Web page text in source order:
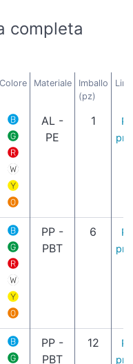
completa
Colore Materiale
Imballo
(pz)
Link
AL -
PE
1
PP -
PBT
6
PP -
PBT
12